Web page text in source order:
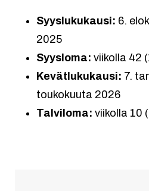
Syyslukukausi: 6.
2025
Syysloma: viikolla 42
Kevätlukukausi: 7.
toukokuuta 2026
Talviloma: viikolla 10